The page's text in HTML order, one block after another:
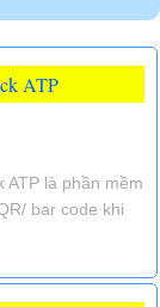
ATP
là phần mềm
bar code khi